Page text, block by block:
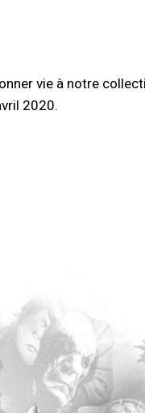
vie à notre
2020.